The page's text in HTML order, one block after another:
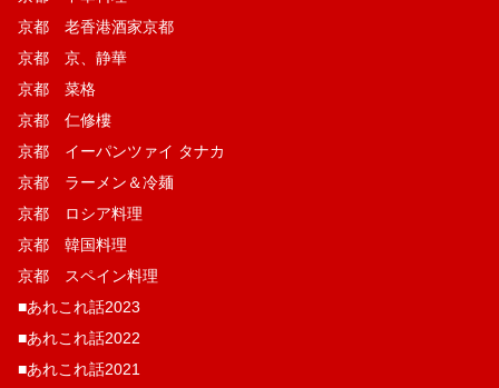
京都 老香港酒家京都
京都 京、静華
京都 菜格
京都 仁修樓
京都 イーパンツァイ タナカ
京都 ラーメン＆冷麺
京都 ロシア料理
京都 韓国料理
京都 スペイン料理
■あれこれ話2023
■あれこれ話2022
■あれこれ話2021